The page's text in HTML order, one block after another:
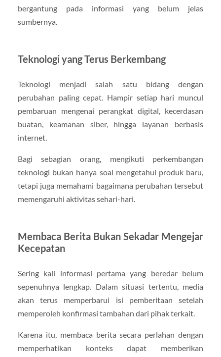
bergantung pada informasi yang belum jelas
sumbernya.
Teknologi yang Terus Berkembang
Teknologi menjadi salah satu bidang dengan
perubahan paling cepat. Hampir setiap hari muncul
pembaruan mengenai perangkat digital, kecerdasan
buatan, keamanan siber, hingga layanan berbasis
internet.
Bagi sebagian orang, mengikuti perkembangan
teknologi bukan hanya soal mengetahui produk baru,
tetapi juga memahami bagaimana perubahan tersebut
memengaruhi aktivitas sehari-hari.
Membaca Berita Bukan Sekadar Mengejar
Kecepatan
Sering kali informasi pertama yang beredar belum
sepenuhnya lengkap. Dalam situasi tertentu, media
akan terus memperbarui isi pemberitaan setelah
memperoleh konfirmasi tambahan dari pihak terkait.
Karena itu, membaca berita secara perlahan dengan
memperhatikan konteks dapat memberikan